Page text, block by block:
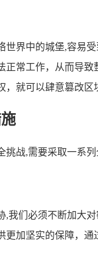
世界中的城堡,容易
常工作，从而导
就可以肆意篡改
战,需要采取一系列
,我们必须不断加大
更加坚实的保障，